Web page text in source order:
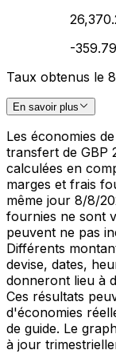
-
Taux obtenus le
En savoir plus
Les économies
transfert de GBP
calculées en
marges et frais
même jour 8/8/
fournies ne sont
peuvent ne pas
Différents
devise, dates,
donneront lieu à
Ces résultats
d'économies
de guide. Le
à jour